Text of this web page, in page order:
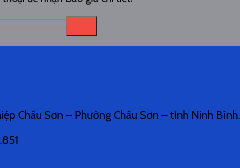
Châu Sơn – Phường Châu Sơn – tỉnh Ninh Bình.